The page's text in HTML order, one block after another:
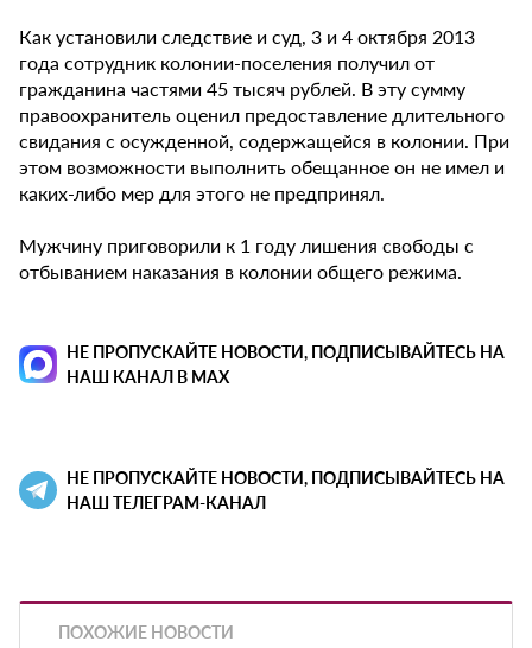
Как установили следствие и суд, 3 и 4 октября 2013
года сотрудник колонии-поселения получил от
гражданина частями 45 тысяч рублей. В эту сумму
правоохранитель оценил предоставление длительного
свидания с осужденной, содержащейся в колонии. При
этом возможности выполнить обещанное он не имел и
каких-либо мер для этого не предпринял.
Мужчину приговорили к 1 году лишения свободы с
отбыванием наказания в колонии общего режима.
НЕ ПРОПУСКАЙТЕ НОВОСТИ, ПОДПИСЫВАЙТЕСЬ НА
НАШ КАНАЛ В MAX
НЕ ПРОПУСКАЙТЕ НОВОСТИ, ПОДПИСЫВАЙТЕСЬ НА
НАШ ТЕЛЕГРАМ-КАНАЛ
ПОХОЖИЕ НОВОСТИ